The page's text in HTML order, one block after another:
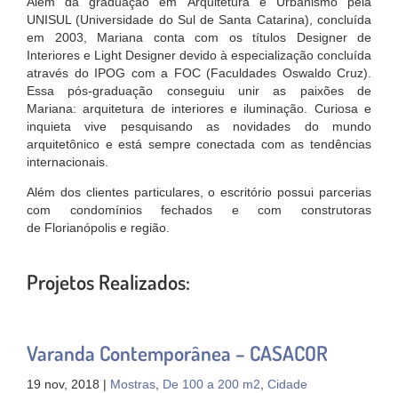
UNISUL (Universidade do Sul de Santa Catarina), concluída
em 2003, Mariana conta com os títulos Designer de
Interiores e Light Designer devido à especialização concluída
através do IPOG com a FOC (Faculdades Oswaldo Cruz).
Essa pós-graduação conseguiu unir as paixões de
Mariana: arquitetura de interiores e iluminação. Curiosa e
inquieta vive pesquisando as novidades do mundo
arquitetônico e está sempre conectada com as tendências
internacionais.
Além dos clientes particulares, o escritório possui parcerias
com condomínios fechados e com construtoras
de Florianópolis e região.
Projetos Realizados:
Varanda Contemporânea – CASACOR
19 nov, 2018 | Mostras, De 100 a 200 m2, Cidade